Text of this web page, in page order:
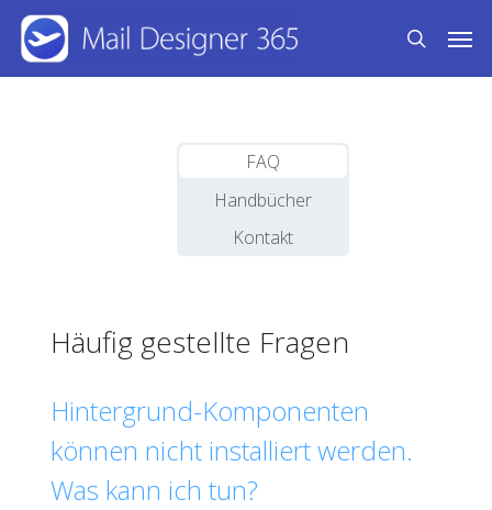
Skip
main
search
FAQ
Handbücher
Kontakt
Häufig gestellte Fragen
Hintergrund-Komponenten
können nicht installiert werden.
Was kann ich tun?